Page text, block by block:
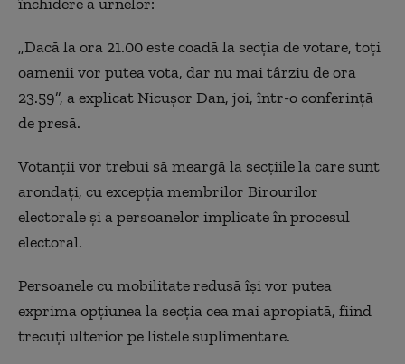
„Dacă la ora 21.00 este coadă la secţia de votare, toţi
oamenii vor putea vota, dar nu mai târziu de ora
23.59”, a explicat Nicuşor Dan, joi, într-o conferinţă
de presă.
Votanții vor trebui să meargă la secțiile la care sunt
arondaţi, cu excepţia membrilor Birourilor
electorale şi a persoanelor implicate în procesul
electoral.
Persoanele cu mobilitate redusă îşi vor putea
exprima opţiunea la secţia cea mai apropiată, fiind
trecuți ulterior pe listele suplimentare.